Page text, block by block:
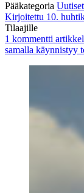
Pääkategoria Uutiset
Kirjoitettu 10.
Tilaajille
1 kommentti
samalla käynnistyy